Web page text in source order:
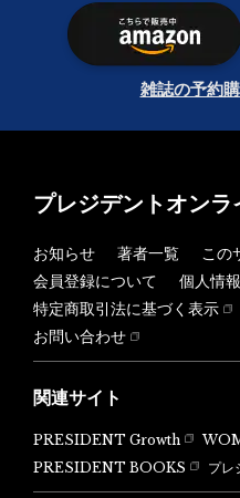
雑誌の予約
プレジデントオンラ
お知らせ 著者一覧
この
会員登録について
個人情
特定商取引法に基づく表示
お問い合わせ
関連サイト
PRESIDENT Growth
PRESIDENT BOOKS
プ